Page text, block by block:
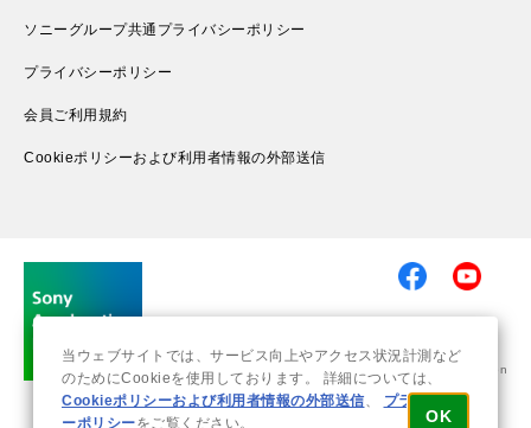
ソニーグループ共通プライバシーポリシー
プライバシーポリシー
会員ご利用規約
Cookieポリシーおよび利用者情報の外部送信
© 2019-2026 Sony Group Corporation
当ウェブサイトでは、サービス向上やアクセス状況計測など
のためにCookieを使用しております。 詳細については、
Cookieポリシーおよび利用者情報の外部送信、
プライバシ
ーポリシーをご覧ください。 OK